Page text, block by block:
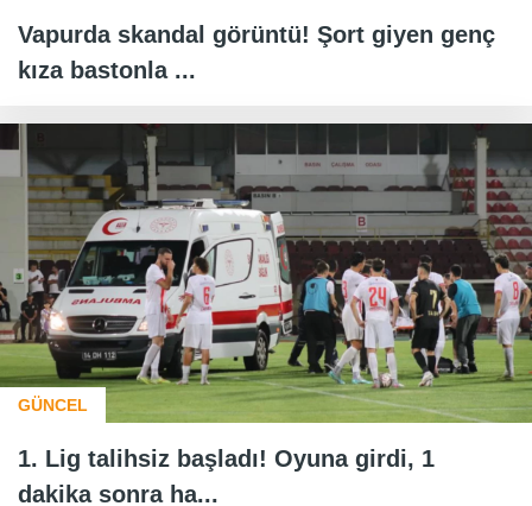
Vapurda skandal görüntü! Şort giyen genç
kıza bastonla ...
GÜNCEL
1. Lig talihsiz başladı! Oyuna girdi, 1
dakika sonra ha...